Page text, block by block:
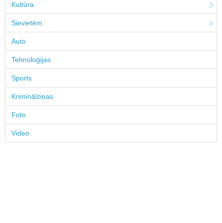
Kultūra
Sievietēm
Auto
Tehnoloģijas
Sports
Kriminālziņas
Foto
Video